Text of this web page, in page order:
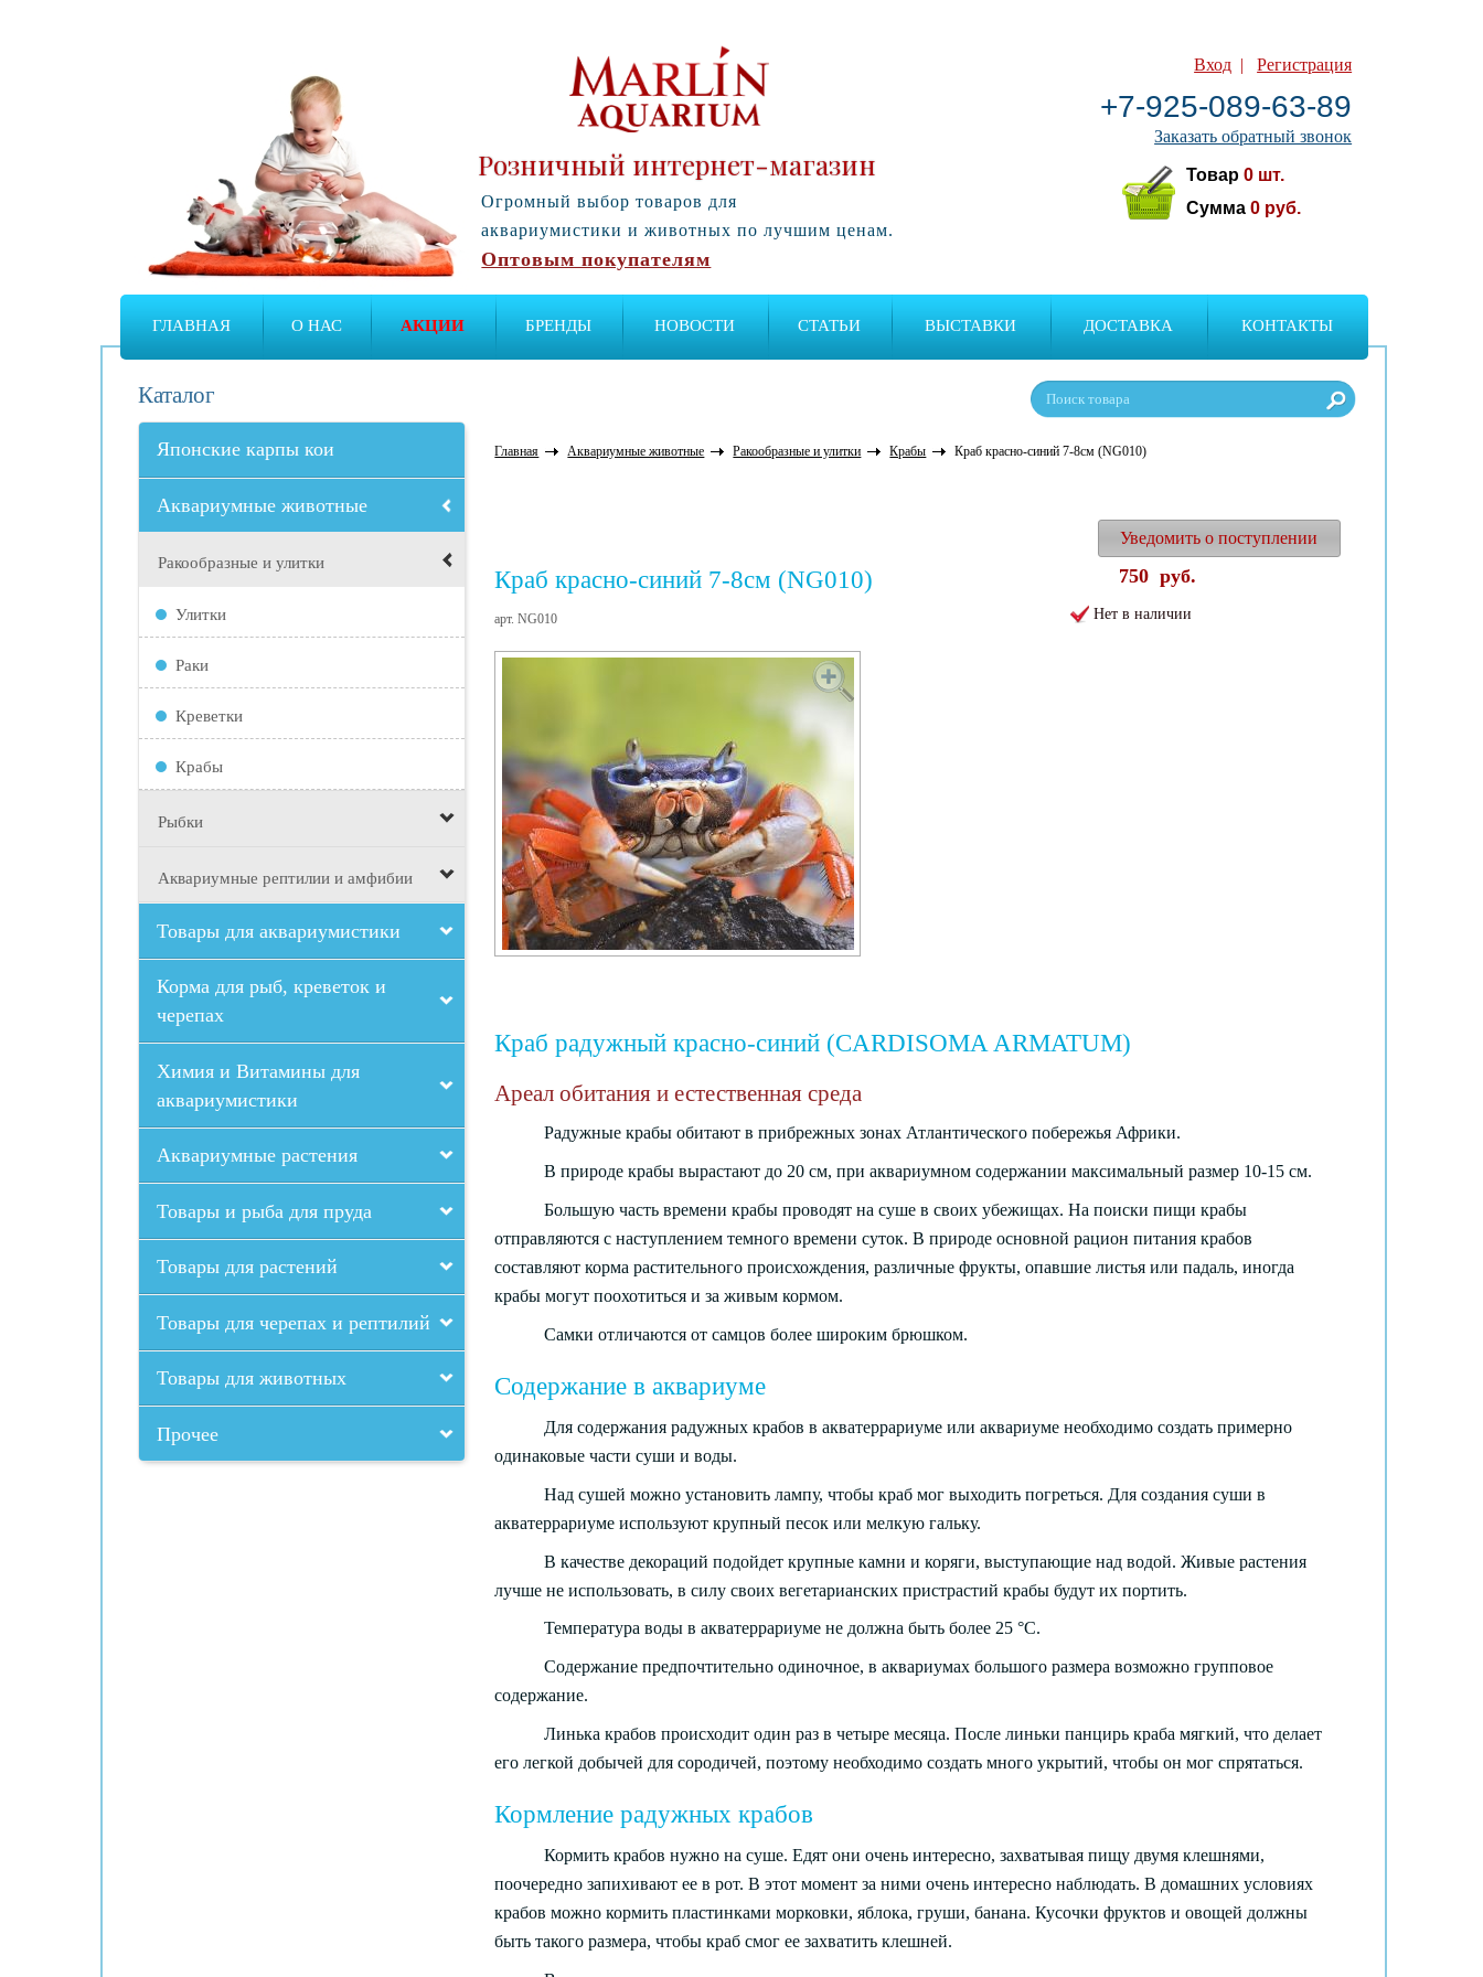
Вход |Регистрация
+7-925-089-63-89
Заказать обратный звонок
Товар0 шт.
Сумма0 руб.
Розничный интернет-магазин
Огромный выбор товаров для
аквариумистики и животных по лучшим ценам.
Оптовым покупателям
ГЛАВНАЯ О НАС АКЦИИ БРЕНДЫ НОВОСТИ СТАТЬИ ВЫСТАВКИ ДОСТАВКА КОНТАКТЫ
Каталог
Японские карпы кои
Аквариумные животные
Ракообразные и улитки
Улитки
Раки
Креветки
Крабы
Рыбки
Аквариумные рептилии и амфибии
Товары для аквариумистики
Корма для рыб, креветок и
черепах
Химия и Витамины для
аквариумистики
Аквариумные растения
Товары и рыба для пруда
Товары для растений
Товары для черепах и рептилий
Товары для животных
Прочее
Главная Аквариумные животные Ракообразные и улитки Крабы Краб красно-синий 7-8см (NG010)
Краб красно-синий 7-8см (NG010)
арт. NG010
Уведомить о поступлении
750 руб.
Нет в наличии
Краб радужный красно-синий (CARDISOMA ARMATUM)
Ареал обитания и естественная среда
Радужные крабы обитают в прибрежных зонах Атлантического побережья Африки.
В природе крабы вырастают до 20 см, при аквариумном содержании максимальный размер 10-15 см.
Большую часть времени крабы проводят на суше в своих убежищах. На поиски пищи крабы
отправляются с наступлением темного времени суток. В природе основной рацион питания крабов
составляют корма растительного происхождения, различные фрукты, опавшие листья или падаль, иногда
крабы могут поохотиться и за живым кормом.
Самки отличаются от самцов более широким брюшком.
Содержание в аквариуме
Для содержания радужных крабов в акватеррариуме или аквариуме необходимо создать примерно
одинаковые части суши и воды.
Над сушей можно установить лампу, чтобы краб мог выходить погреться. Для создания суши в
акватеррариуме используют крупный песок или мелкую гальку.
В качестве декораций подойдет крупные камни и коряги, выступающие над водой. Живые растения
лучше не использовать, в силу своих вегетарианских пристрастий крабы будут их портить.
Температура воды в акватеррариуме не должна быть более 25 °C.
Содержание предпочтительно одиночное, в аквариумах большого размера возможно групповое
содержание.
Линька крабов происходит один раз в четыре месяца. После линьки панцирь краба мягкий, что делает
его легкой добычей для сородичей, поэтому необходимо создать много укрытий, чтобы он мог спрятаться.
Кормление радужных крабов
Кормить крабов нужно на суше. Едят они очень интересно, захватывая пищу двумя клешнями,
поочередно запихивают ее в рот. В этот момент за ними очень интересно наблюдать. В домашних условиях
крабов можно кормить пластинками морковки, яблока, груши, банана. Кусочки фруктов и овощей должны
быть такого размера, чтобы краб смог ее захватить клешней.